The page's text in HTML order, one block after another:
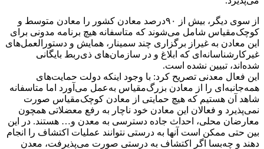
از سوی دیگر، بیش از ۹۰‌درصد معادن کشور را معادن متوسط و
کوچک‌مقیاس شامل می‌شوند که متاسفانه هیچ برنامه‌ مدونی برای
این معادن به غیراز برگزاری چند سمینار، همایش و دستورالعمل‌های
غیرکارشناسانه‌ای که ابلاغ و در سازمان‌های ذی‌ربط بایگانی
شده‌اند، تبیین نشده است.
این فعال معدنی تصریح کرد: با وجود اینکه دولت حمایت‌های
همه‌جانبه‌ای را از معادن بزرگ‌مقیاس به‌عمل می‌آورد اما متاسفانه
شاهد آن هستیم که هیچ حمایتی از معادن کوچک‌مقیاس صورت
نمی‌پذیرد و فعالان این معادن خود ناچار به رفع معضلاتی همچون
معارضان محلی، احداث جاده دسترسی به معدن و… هستند. در این
بین حتی ممکن است آنها به درستی نتوانند عملیات اکتشاف را انجام
دهند و چه‌بسا اگر اکتشاف به درستی صورت می‌پذیرفت، معدن